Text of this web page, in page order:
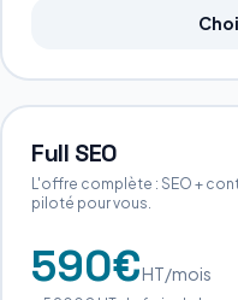
Full SEO
L'offre complète : SEO +
piloté pour vous.
590€HT/mois